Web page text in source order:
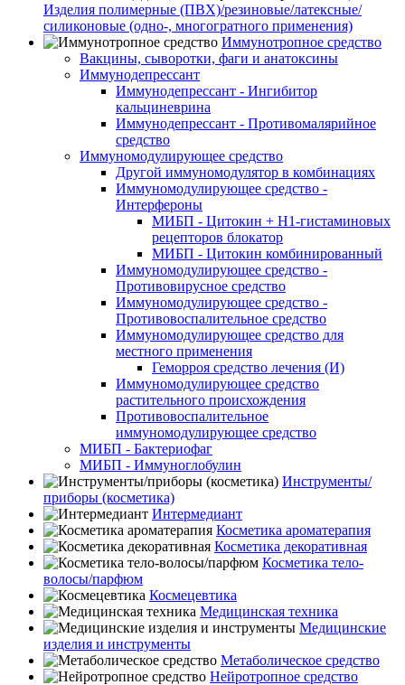
Изделия полимерные (ПВХ)/резиновые/латексные/
силиконовые (одно-, многогратного применения)
Иммунотропное средство
Вакцины, сыворотки, фаги и анатоксины
Иммунодепрессант
Иммунодепрессант - Ингибитор
кальциневрина
Иммунодепрессант - Противомалярийное
средство
Иммуномодулирующее средство
Другой иммуномодулятор в комбинациях
Иммуномодулирующее средство -
Интерфероны
МИБП - Цитокин + Н1-гистаминовых
рецепторов блокатор
МИБП - Цитокин комбинированный
Иммуномодулирующее средство -
Противовирусное средство
Иммуномодулирующее средство -
Противовоспалительное средство
Иммуномодулирующее средство для
местного применения
Геморроя средство лечения (И)
Иммуномодулирующее средство
растительного происхождения
Противовоспалительное
иммуномодулирующее средство
МИБП - Бактериофаг
МИБП - Иммуноглобулин
Инструменты/
приборы (косметика)
Интермедиант
Косметика ароматерапия
Косметика декоративная
Косметика тело-
волосы/парфюм
Космецевтика
Медицинская техника
Медицинские
изделия и инструменты
Метаболическое средство
Нейротропное средство